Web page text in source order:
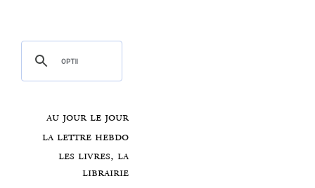
au jour le jour
la lettre hebdo
les livres, la
librairie